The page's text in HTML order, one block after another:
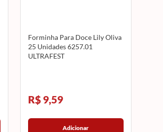
Forminha Para Doce Lily Oliva
25 Unidades 6257.01
ULTRAFEST
R$ 9,59
Adicionar